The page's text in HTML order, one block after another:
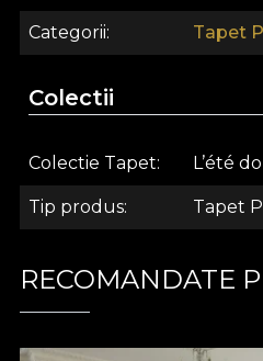
Categorii Tapet
Colectii
Colectie Tapet L’été
Tip produs Tapet
RECOMANDATE